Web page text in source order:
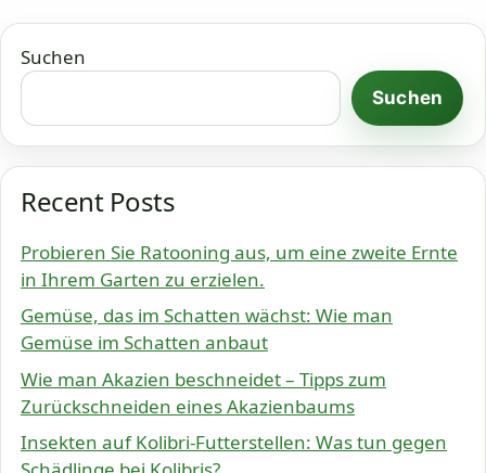
Suchen
Suchen
Recent Posts
Probieren Sie Ratooning aus, um eine zweite Ernte
in Ihrem Garten zu erzielen.
Gemüse, das im Schatten wächst: Wie man
Gemüse im Schatten anbaut
Wie man Akazien beschneidet – Tipps zum
Zurückschneiden eines Akazienbaums
Insekten auf Kolibri-Futterstellen: Was tun gegen